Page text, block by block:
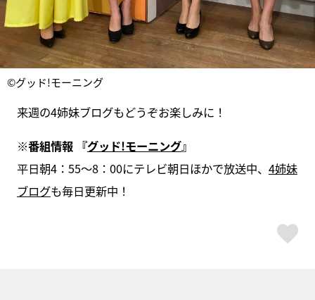
©グッド!モーニング
来週の4姉妹ブログもどうぞお楽しみに！
※番組情報 『グッド!モーニング』
平日朝4：55～8：00にテレビ朝日ほかで放送中、 4姉妹
ブログも毎日更新中！